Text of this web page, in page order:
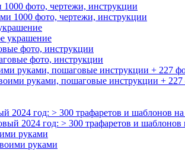
фото, чертежи, инструкции
фото, инструкции
руками, пошаговые инструкции + 227
2024 год: > 300 трафаретов и шаблонов
руками